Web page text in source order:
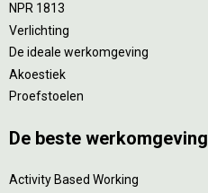
NPR 1813
Verlichting
De ideale werkomgeving
Akoestiek
Proefstoelen
De beste werkomgeving
Activity Based Working